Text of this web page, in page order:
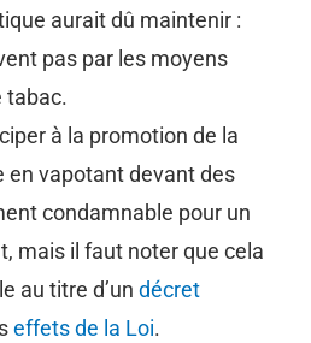
aurait dû maintenir :
pas par les moyens
tabac.
à la promotion de la
vapotant devant des
condamnable pour un
mais il faut noter que cela
au titre d’un décret
effets de la Loi.